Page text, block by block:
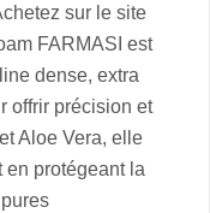
sur le site
FARMASI est
dense, extra
offrir précision et
Aloe Vera, elle
protégeant la